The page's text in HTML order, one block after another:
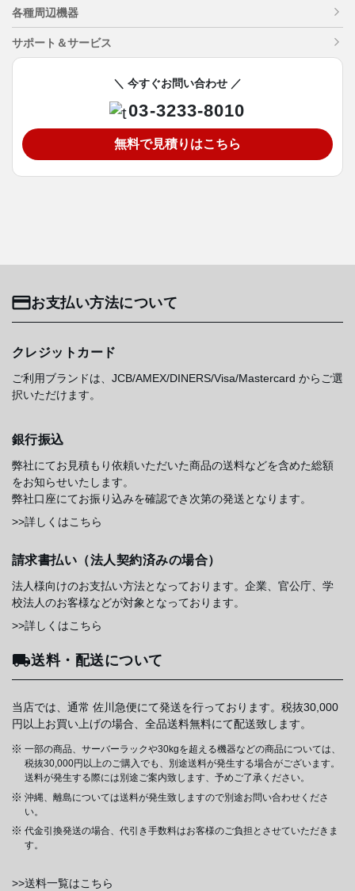
各種周辺機器
サポート＆サービス
＼ 今すぐお問い合わせ ／
03-3233-8010
無料で見積りはこちら
お支払い方法について
クレジットカード
ご利用ブランドは、JCB/AMEX/DINERS/Visa/Mastercard からご選
択いただけます。
銀行振込
弊社にてお見積もり依頼いただいた商品の送料などを含めた総額
をお知らせいたします。
弊社口座にてお振り込みを確認でき次第の発送となります。
>>詳しくはこちら
請求書払い（法人契約済みの場合）
法人様向けのお支払い方法となっております。企業、官公庁、学
校法人のお客様などが対象となっております。
>>詳しくはこちら
送料・配送について
当店では、通常 佐川急便にて発送を行っております。税抜30,000
円以上お買い上げの場合、全品送料無料にて配送致します。
一部の商品、サーバーラックや30kgを超える機器などの商品については、
税抜30,000円以上のご購入でも、別途送料が発生する場合がございます。
送料が発生する際には別途ご案内致します、予めご了承ください。
沖縄、離島については送料が発生致しますので別途お問い合わせくださ
い。
代金引換発送の場合、代引き手数料はお客様のご負担とさせていただきま
す。
>>送料一覧はこちら